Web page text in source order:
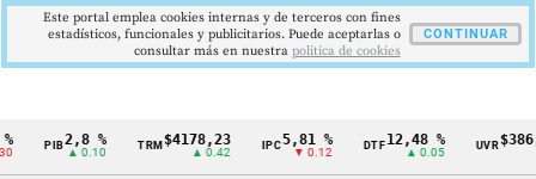
Cintillo
PIB2,8 %
▲ 0.10
TRM$4178,23
▲ 0.42
IPC5,81 %
▼ 0.12
DTF12,48 %
▲ 0.05
UVR
Este portal emplea cookies internas y de terceros con fines
estadísticos, funcionales y publicitarios. Puede aceptarlas o
consultar más en nuestra politica de cookies
CONTINUAR